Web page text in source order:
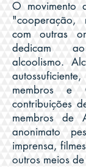
O movimento
"cooperação,
com outras
dedicam
alcoolismo.
membros e
contribuições
membros de
anonimato
imprensa,
outros meios